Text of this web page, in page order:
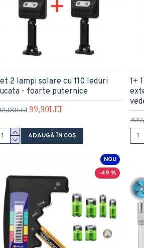
2 lampi solare cu 110 leduri
- foarte puternice
99,90LEI
ADAUGĂ ÎN COŞ
1+
NOU
-49 %